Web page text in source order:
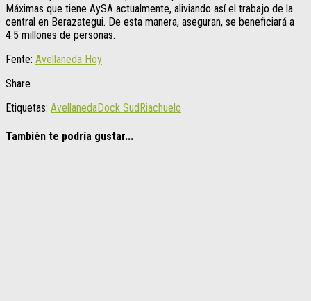
Máximas que tiene AySA actualmente, aliviando así el trabajo de la
central en Berazategui. De esta manera, aseguran, se beneficiará a
4.5 millones de personas.
Fente: Avellaneda Hoy
Share
Etiquetas: AvellanedaDock Sud Riachuelo
También te podría gustar...